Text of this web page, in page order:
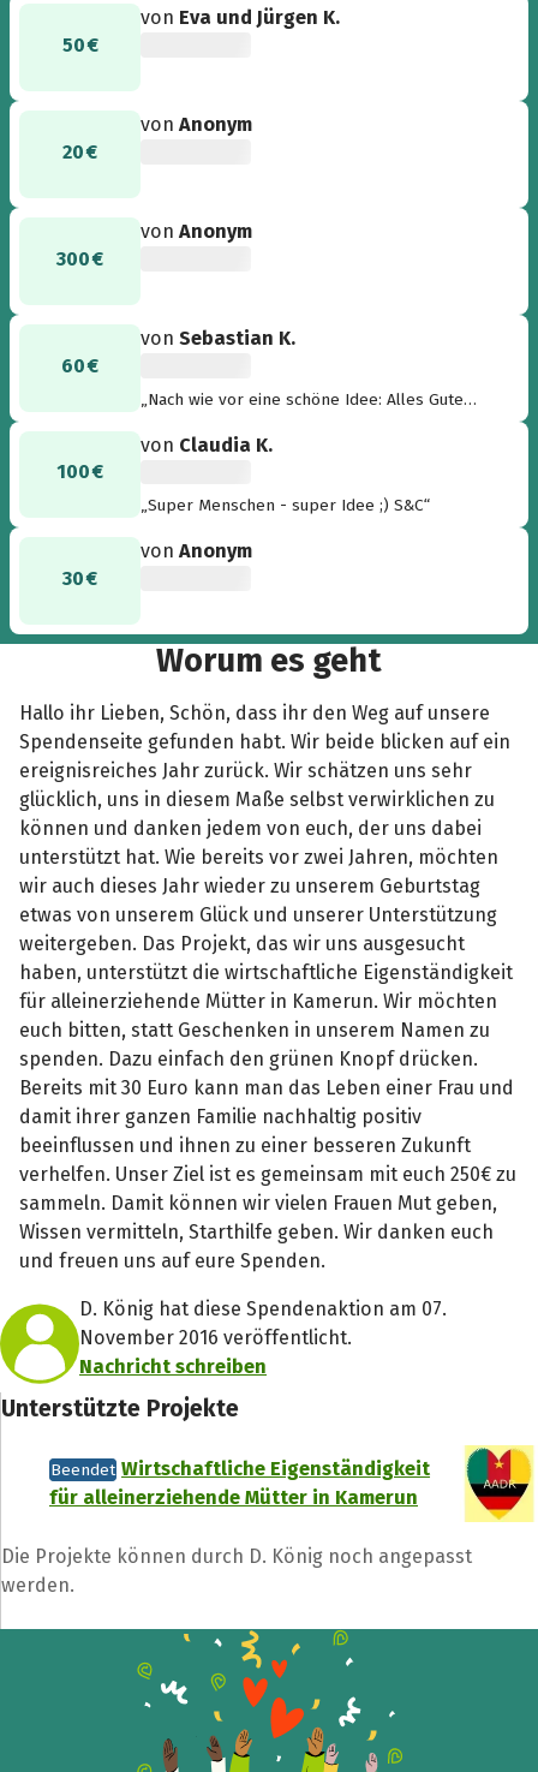
50 €
von Eva und Jürgen K.
20 €
vonAnonym
300 €
vonAnonym
60 €
vonSebastian K.
„Nach wie vor eine schöne Idee: Alles Gute
100 €
von Claudia K.
„Super Menschen - super Idee ;) S&C“
30 €
vonAnonym
Worum es geht
Hallo ihr Lieben, Schön, dass ihr den Weg auf unsere
Spendenseite gefunden habt. Wir beide blicken auf ein
ereignisreiches Jahr zurück. Wir schätzen uns sehr
glücklich, uns in diesem Maße selbst verwirklichen zu
können und danken jedem von euch, der uns dabei
unterstützt hat. Wie bereits vor zwei Jahren, möchten
wir auch dieses Jahr wieder zu unserem Geburtstag
etwas von unserem Glück und unserer Unterstützung
weitergeben. Das Projekt, das wir uns ausgesucht
haben, unterstützt die wirtschaftliche Eigenständigkeit
für alleinerziehende Mütter in Kamerun. Wir möchten
euch bitten, statt Geschenken in unserem Namen zu
spenden. Dazu einfach den grünen Knopf drücken.
Bereits mit 30 Euro kann man das Leben einer Frau und
damit ihrer ganzen Familie nachhaltig positiv
beeinflussen und ihnen zu einer besseren Zukunft
verhelfen. Unser Ziel ist es gemeinsam mit euch 250€ zu
sammeln. Damit können wir vielen Frauen Mut geben,
Wissen vermitteln, Starthilfe geben. Wir danken euch
und freuen uns auf eure Spenden.
D. König hat diese Spendenaktion am 07.
November 2016 veröffentlicht.
Nachricht schreiben
Unterstützte Projekte
Beendet Wirtschaftliche Eigenständigkeit
für alleinerziehende Mütter in Kamerun
Die Projekte können durch D. König noch angepasst
werden.